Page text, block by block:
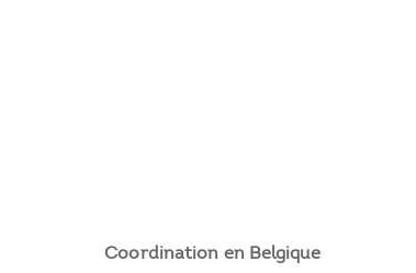
Coordination en Belgique